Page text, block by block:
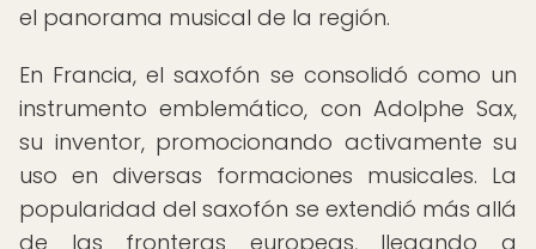
el panorama musical de la región.
En Francia, el saxofón se consolidó como un
instrumento emblemático, con Adolphe Sax,
su inventor, promocionando activamente su
uso en diversas formaciones musicales. La
popularidad del saxofón se extendió más allá
de las fronteras europeas, llegando a